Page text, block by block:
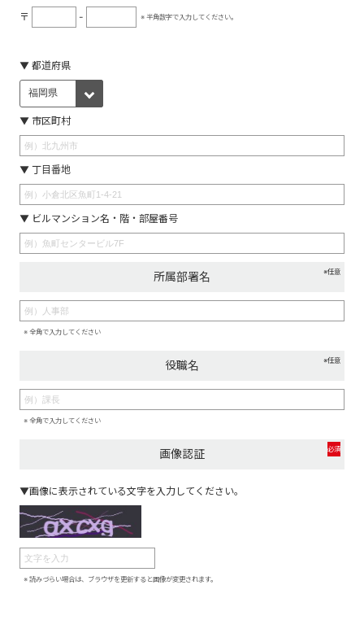
〒 - ※ 半角数字で入力してください。
▼ 都道府県
▼ 市区町村
▼ 丁目番地
▼ ビルマンション名・階・部屋番号
所属部署名 ※任意
※ 全角で入力してください
役職名 ※任意
※ 全角で入力してください
画像認証 必須
▼画像に表示されている文字を入力してください。
※ 読みづらい場合は、ブラウザを更新すると画像が変更されます。